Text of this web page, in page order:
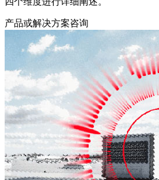
产品或解决方案咨询